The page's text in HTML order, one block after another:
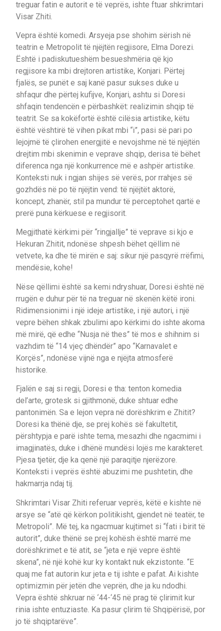
treguar fatin e autorit e të veprës, ishte ftuar shkrimtari
Visar Zhiti.
Vepra është komedi. Arsyeja pse shohim sërish në
teatrin e Metropolit të njëjtën regjisore, Elma Dorezi.
Është i padiskutueshëm besueshmëria që kjo
regjisore ka mbi drejtoren artistike, Konjari. Përtej
fjalës, se punët e saj kanë pasur sukses duke u
shfaqur dhe përtej kufijve, Konjari, ashtu si Doresi
shfaqin tendencën e përbashkët: realizimin shqip të
teatrit. Se sa kokëfortë është cilësia artistike, këtu
është vështirë të vihen pikat mbi “i”, pasi së pari po
lejojmë të çlirohen energjitë e nevojshme në të njëjtën
drejtim mbi skenimin e veprave shqip, derisa të bëhet
diferenca nga një konkurrence më e ashpër artistike.
Konteksti nuk i ngjan shijes së verës, por rrahjes së
gozhdës në po të njëjtin vend: të njëjtët aktorë,
koncept, zhanër, stil pa mundur të perceptohet qartë e
prerë puna kërkuese e regjisorit.
Megjithatë kërkimi për “ringjallje” të veprave si kjo e
Hekuran Zhitit, ndonëse shpesh bëhet qëllim në
vetvete, ka dhe të mirën e saj: sikur një pasqyrë rrëfimi,
mendësie, kohe!
Nëse qëllimi është sa kemi ndryshuar, Doresi është në
rrugën e duhur për të na treguar në skenën këtë ironi.
Ridimensionimi i një ideje artistike, i një autori, i një
vepre bëhen shkak zbulimi apo kërkimi do ishte akoma
më mirë, që edhe “Nusja në thes” të mos e shihnim si
vazhdim të “14 vjeç dhëndër” apo “Karnavalet e
Korçës”, ndonëse vijnë nga e njëjta atmosferë
historike.
Fjalën e saj si regji, Doresi e tha: tenton komedia
del’arte, grotesk si gjithmonë, duke shtuar edhe
pantonimën. Sa e lejon vepra në dorëshkrim e Zhitit?
Doresi ka thënë dje, se prej kohës së fakultetit,
përshtypja e parë ishte tema, mesazhi dhe ngacmimi i
imagjinatës, duke i dhënë mundësi lojës me karakteret.
Pjesa tjetër, dje ka qenë një paraqitje njerëzore.
Konteksti i veprës është abuzimi me pushtetin, dhe
hakmarrja ndaj tij.
Shkrimtari Visar Zhiti referuar veprës, këtë e kishte në
arsye se “atë që kërkon politikisht, gjendet në teatër, te
Metropoli”. Më tej, ka ngacmuar kujtimet si “fati i birit të
autorit”, duke thënë se prej kohësh është marrë me
dorëshkrimet e të atit, se “jeta e një vepre është
skena”, në një kohë kur ky kontakt nuk ekzistonte. “E
quaj me fat autorin kur jeta e tij ishte e pafat. Ai kishte
optimizmin për jetën dhe veprën, dhe ja ku ndodhi.
Vepra është shkruar në ‘44-‘45 në prag të çlirimit kur
rinia ishte entuziaste. Ka pasur çlirim të Shqipërisë, por
jo të shqiptarëve”.